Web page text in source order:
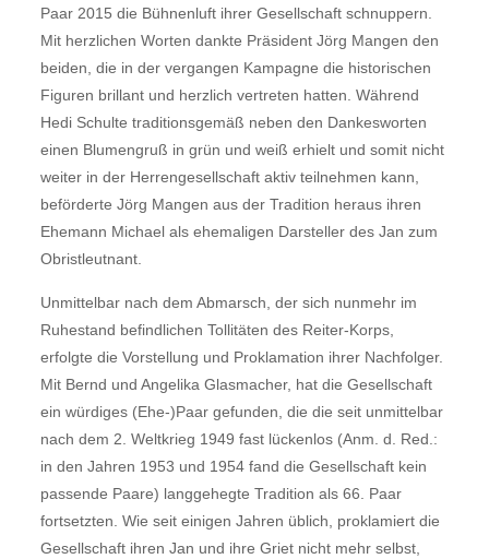
Paar 2015 die Bühnenluft ihrer Gesellschaft schnuppern.
Mit herzlichen Worten dankte Präsident Jörg Mangen den
beiden, die in der vergangen Kampagne die historischen
Figuren brillant und herzlich vertreten hatten. Während
Hedi Schulte traditionsgemäß neben den Dankesworten
einen Blumengruß in grün und weiß erhielt und somit nicht
weiter in der Herrengesellschaft aktiv teilnehmen kann,
beförderte Jörg Mangen aus der Tradition heraus ihren
Ehemann Michael als ehemaligen Darsteller des Jan zum
Obristleutnant.
Unmittelbar nach dem Abmarsch, der sich nunmehr im
Ruhestand befindlichen Tollitäten des Reiter-Korps,
erfolgte die Vorstellung und Proklamation ihrer Nachfolger.
Mit Bernd und Angelika Glasmacher, hat die Gesellschaft
ein würdiges (Ehe-)Paar gefunden, die die seit unmittelbar
nach dem 2. Weltkrieg 1949 fast lückenlos (Anm. d. Red.:
in den Jahren 1953 und 1954 fand die Gesellschaft kein
passende Paare) langgehegte Tradition als 66. Paar
fortsetzten. Wie seit einigen Jahren üblich, proklamiert die
Gesellschaft ihren Jan und ihre Griet nicht mehr selbst,